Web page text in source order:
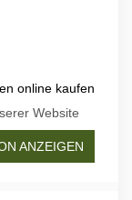
online kaufen
Website
ANZEIGEN